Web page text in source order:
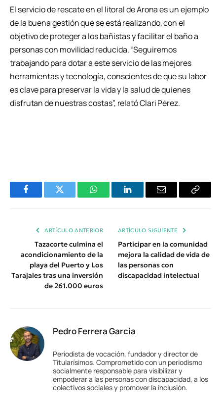
El servicio de rescate en el litoral de Arona es un ejemplo
de la buena gestión que se está realizando, con el
objetivo de proteger a los bañistas y facilitar el baño a
personas con movilidad reducida. “Seguiremos
trabajando para dotar a este servicio de las mejores
herramientas y tecnología, conscientes de que su labor
es clave para preservar la vida y la salud de quienes
disfrutan de nuestras costas”, relató Clari Pérez.
FacebookTwitter WhatsAppLinkedInEmail
Copiar
ARTÍCULO ANTERIOR
Tazacorte culmina el
acondicionamiento de la
playa del Puerto y Los
Tarajales tras una inversión
de 261.000 euros
ARTÍCULO SIGUIENTE
Participar en la comunidad
mejora la calidad de vida de
las personas con
discapacidad intelectual
Pedro Ferrera García
Periodista de vocación, fundador y director de
Titularísimos. Comprometido con un periodismo
socialmente responsable para visibilizar y
empoderar a las personas con discapacidad, a los
colectivos sociales y promover la inclusión.